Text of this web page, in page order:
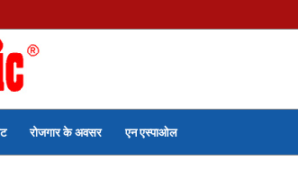
रोजगार के अवसर एन एस्पाओल